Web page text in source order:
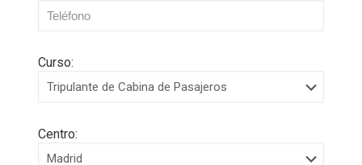
Curso:
Centro: